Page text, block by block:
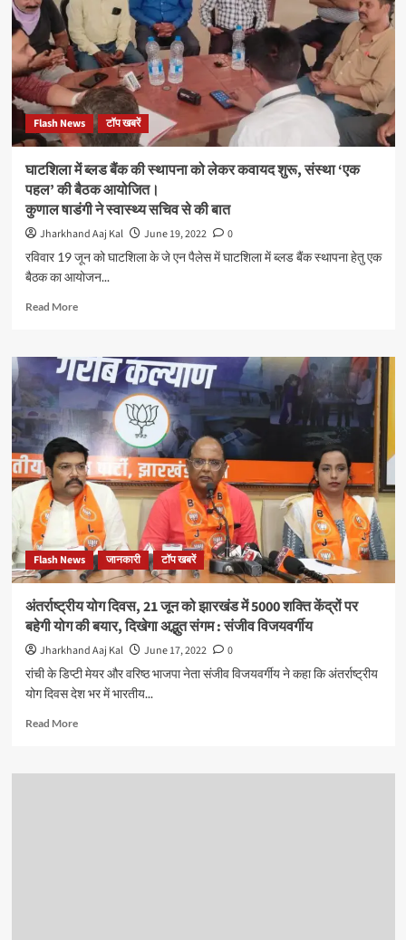
दिवस
पर
प्रदेश
भाजपा
ने
513
मंडलों
के
2200
स्थानों
पर
आयोजित
किया
योग
Flash News टॉप खबरें
घाटशिला में ब्लड बैंक की स्थापना को लेकर कवायद शुरू, संस्था ‘एक
पहल’ की बैठक आयोजित।
कुणाल षाडंगी ने स्वास्थ्य सचिव से की बात
Jharkhand Aaj Kal June 19, 2022
0
रविवार 19 जून को घाटशिला के जे एन पैलेस में घाटशिला में ब्लड बैंक स्थापना हेतु एक
बैठक का आयोजन...
Read MoreRead
घाटशिला
में
ब्लड
बैंक
की
स्थापना
को
लेकर
कवायद
शुरू,
संस्था
‘एक
पहल’
की
बैठक
आयोजित।
<br>कुणाल
षाडंगी
ने
स्वास्थ्य
सचिव
Flash News जानकारी टॉप खबरें
अंतर्राष्ट्रीय योग दिवस, 21 जून को झारखंड में 5000 शक्ति केंद्रों पर
बहेगी योग की बयार, दिखेगा अद्भुत संगम : संजीव विजयवर्गीय
Jharkhand Aaj Kal June 17, 2022
0
रांची के डिप्टी मेयर और वरिष्ठ भाजपा नेता संजीव विजयवर्गीय ने कहा कि अंतर्राष्ट्रीय
योग दिवस देश भर में भारतीय...
Read MoreRead
अंतर्राष्ट्रीय